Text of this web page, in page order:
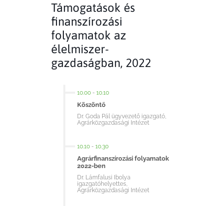
Támogatások és
finanszírozási
folyamatok az
élelmiszer-
gazdaságban, 2022
10.00 - 10.10
Köszöntő
Dr. Goda Pál ügyvezető igazgató,
Agrárközgazdasági Intézet
10.10 - 10.30
Agrárfinanszírozási folyamatok
2022-ben
Dr. Lámfalusi Ibolya
igazgatóhelyettes,
Agrárközgazdasági Intézet